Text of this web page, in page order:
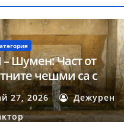
Шумен: Част от
чешми са с
за пиене вода
27, 2026
Дежурен